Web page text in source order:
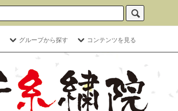
グループから探す コンテンツを見る